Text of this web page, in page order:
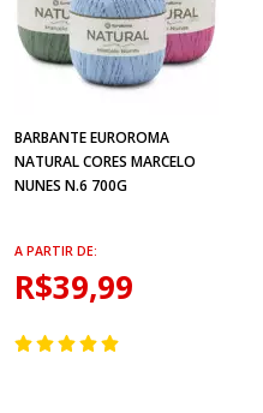
BARBANTE EUROROMA
NATURAL CORES MARCELO
NUNES N.6 700G
A PARTIR DE:
R$39,99